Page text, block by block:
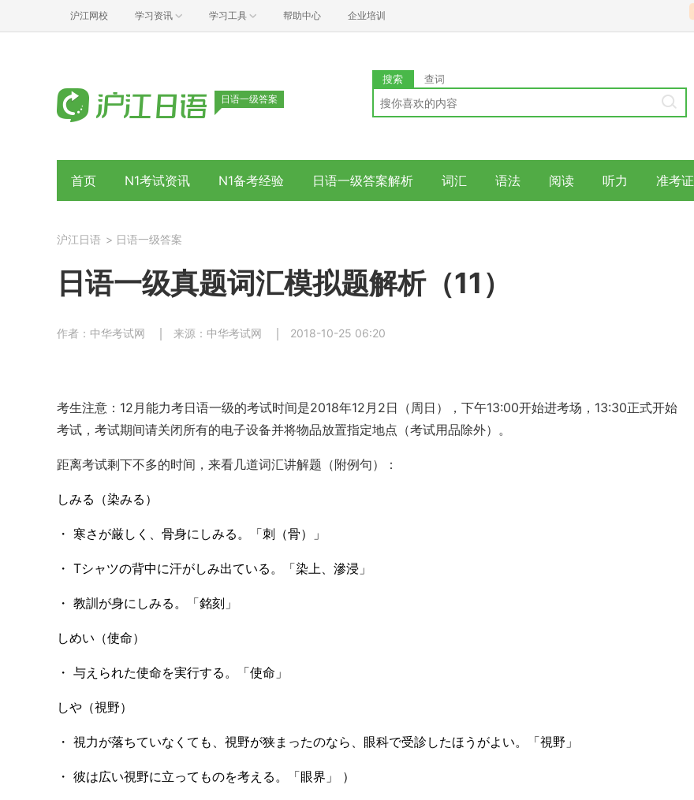
沪江网校 学习资讯 学习工具 帮助中心 企业培训
日语一级答案
搜索 查词
首页 N1考试资讯 N1备考经验 日语一级答案解析 词汇 语法 阅读 听力 准考证
沪江日语 > 日语一级答案
日语一级真题词汇模拟题解析（11）
作者：中华考试网 来源：中华考试网 2018-10-25 06:20
考生注意：12月能力考日语一级的考试时间是2018年12月2日（周日），下午13:00开始进考场，13:30正式开始
考试，考试期间请关闭所有的电子设备并将物品放置指定地点（考试用品除外）。
距离考试剩下不多的时间，来看几道词汇讲解题（附例句）：
しみる（染みる）
・ 寒さが厳しく、骨身にしみる。「刺（骨）」
・ Tシャツの背中に汗がしみ出ている。「染上、滲浸」
・ 教訓が身にしみる。「銘刻」
しめい（使命）
・ 与えられた使命を実行する。「使命」
しや（視野）
・ 視力が落ちていなくても、視野が狭まったのなら、眼科で受診したほうがよい。「視野」
・ 彼は広い視野に立ってものを考える。「眼界」 ）